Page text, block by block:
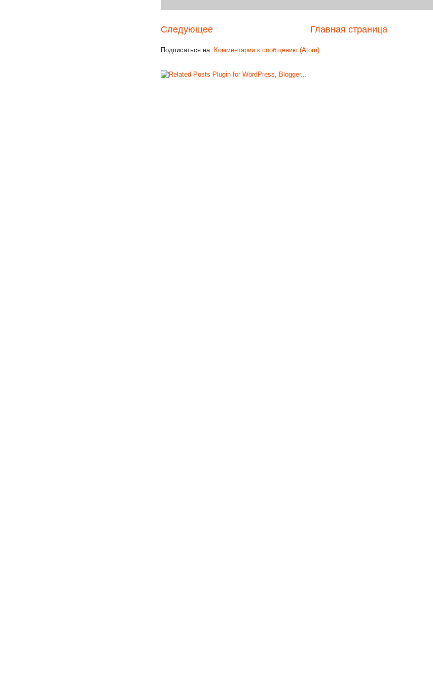
Следующее Главная страница
Подписаться на: Комментарии к сообщению (Atom)